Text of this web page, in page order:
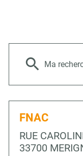
Ma
FNAC
RUE
33700